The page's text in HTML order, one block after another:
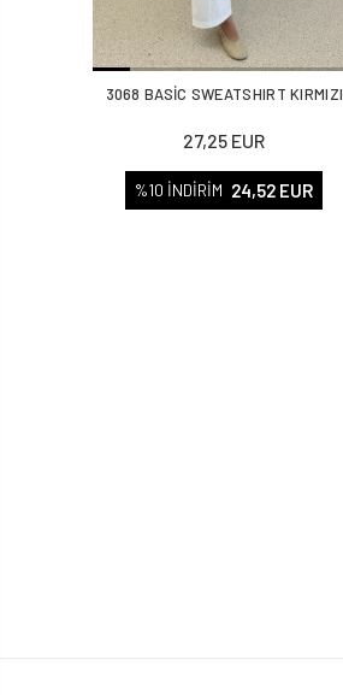
3068 BASİC SWEATSHIRT KIRMIZI
27,25 EUR
%10 İNDİRİM 24,52 EUR